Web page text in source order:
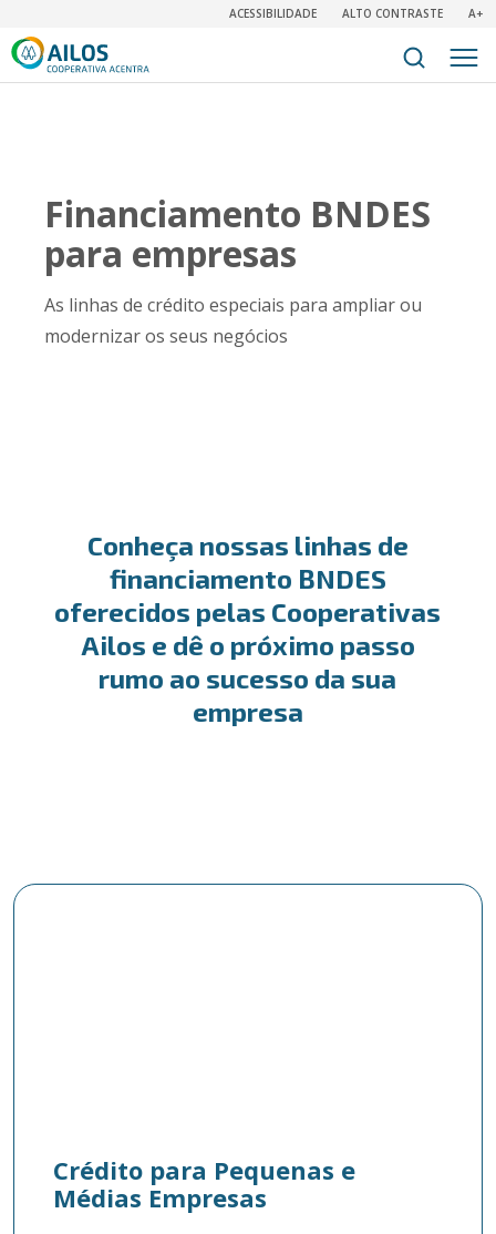
ACESSIBILIDADE ALTO CONTRASTE A+
Financiamento BNDES
para empresas​
As linhas de crédito especiais para ampliar ou
modernizar os seus negócios
Conheça nossas linhas de
financiamento BNDES
oferecidos pelas Cooperativas
Ailos e dê o próximo passo
rumo ao sucesso da sua
empresa
Crédito para Pequenas e
Médias Empresas